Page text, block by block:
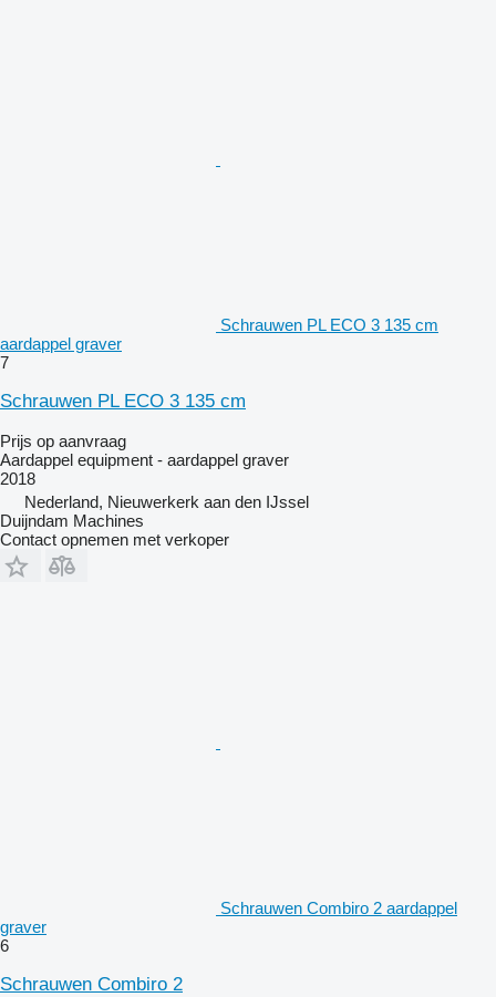
Schrauwen PL ECO 3 135 cm
aardappel graver
7
Schrauwen PL ECO 3 135 cm
Prijs op aanvraag
Aardappel equipment - aardappel graver
2018
Nederland, Nieuwerkerk aan den IJssel
Duijndam Machines
Contact opnemen met verkoper
Schrauwen Combiro 2 aardappel
graver
6
Schrauwen Combiro 2